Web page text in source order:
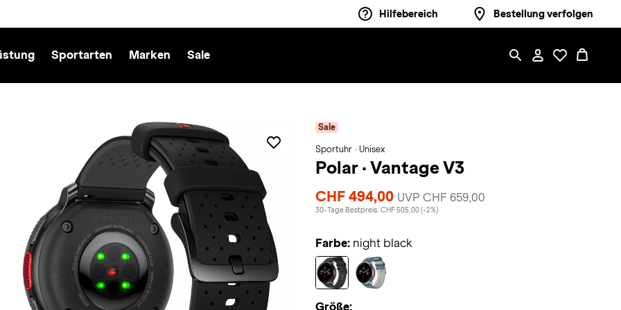
Hilfebereich Bestellung verfolgen
Sportarten Marken Sale
Sale
Sportuhr · Unisex
Polar · Vantage V3
CHF 494,00 UVP CHF 659,00
30-Tage Bestpreis: CHF 505,00 (-2%)
Farbe: night black
Größe: